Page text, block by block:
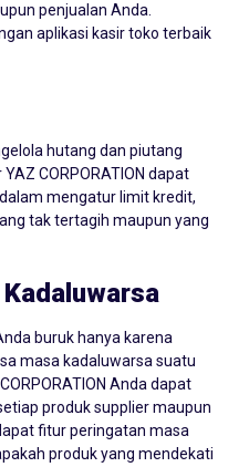
penjualan Anda.
aplikasi kasir toko terbaik
hutang dan piutang
CORPORATION dapat
mengatur limit kredit,
tak tertagih maupun yang
buruk hanya karena
masa kadaluwarsa suatu
Anda dapat
produk supplier maupun
fitur peringatan masa
produk yang mendekati